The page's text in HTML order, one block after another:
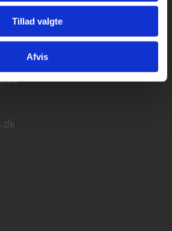
Tillad valgte
Afvis
Gå til praxisOnline